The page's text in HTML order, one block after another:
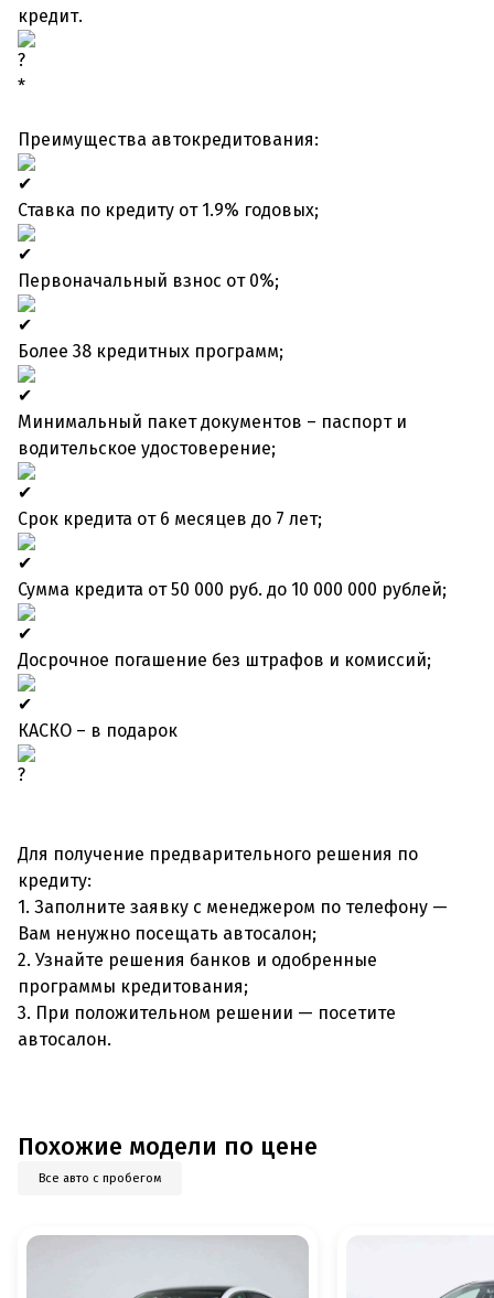
кредит.
*
Преимущества автокредитования:
Ставка по кредиту от 1.9% годовых;
Первоначальный взнос от 0%;
Более 38 кредитных программ;
Минимальный пакет документов – паспорт и
водительское удостоверение;
Срок кредита от 6 месяцев до 7 лет;
Сумма кредита от 50 000 руб. до 10 000 000 рублей;
Досрочное погашение без штрафов и комиссий;
КАСКО – в подарок
Для получение предварительного решения по
кредиту:
1. Заполните заявку с менеджером по телефону —
Вам ненужно посещать автосалон;
2. Узнайте решения банков и одобренные
программы кредитования;
3. При положительном решении — посетите
автосалон.
Похожие модели по цене
Все авто с пробегом